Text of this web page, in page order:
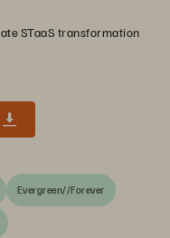
STaaS transformation
Evergreen//Forever